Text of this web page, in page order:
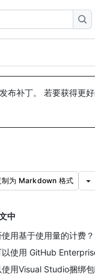
布补丁。 若要获得更
制为 Markdown 格式
中
用基于使用量的计费？
使用 GitHub
用Visual Studio捆绑包